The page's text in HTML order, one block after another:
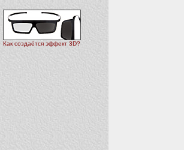
Как создаётся эффект 3D?